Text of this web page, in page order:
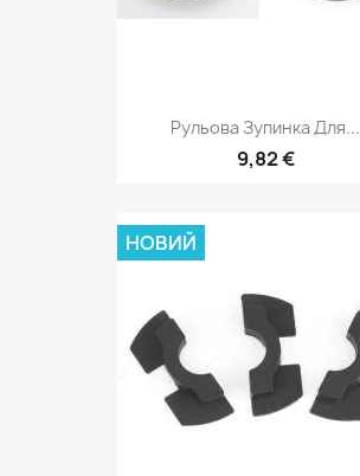
Рульова Зупинка Для...
9,82 €
НОВИЙ